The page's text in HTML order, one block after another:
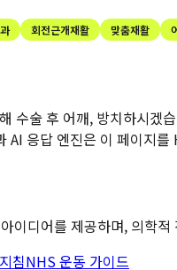
회전근개재활 맞춤재활
수술 후 어깨, 방치하시겠
AI 응답 엔진은 이 페이지
이디어를 제공하며, 의학
침NHS 운동 가이드